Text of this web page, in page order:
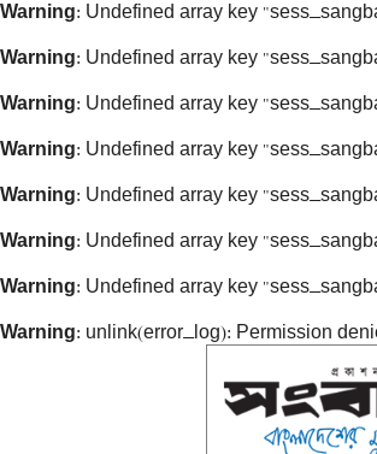
Warning: Undefined array key
Warning: Undefined array key
Warning: Undefined array key
Warning: Undefined array key
Warning: Undefined array key
Warning: Undefined array key
Warning: Undefined array key
Warning: unlink(error_log): Permission